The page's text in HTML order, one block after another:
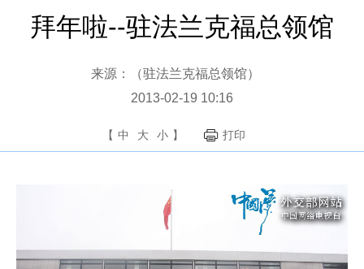
拜年啦--驻法兰克福总领馆
来源：（驻法兰克福总领馆）
2013-02-19 10:16
【 中 大 小 】 打印